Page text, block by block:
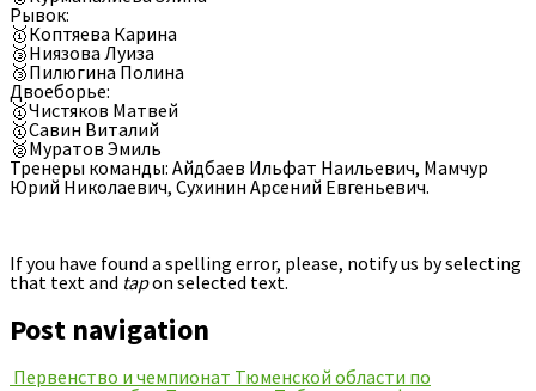
Рывок:
🥇Коптяева Карина
🥉Ниязова Луиза
🥉Пилюгина Полина
Двоеборье:
🥇Чистяков Матвей
🥇Савин Виталий
🥈Муратов Эмиль
Тренеры команды: Айдбаев Ильфат Наильевич, Мамчур
Юрий Николаевич, Сухинин Арсений Евгеньевич.
If you have found a spelling error, please, notify us by selecting
that text and tapon selected text.
Post navigation
Первенство и чемпионат Тюменской области по